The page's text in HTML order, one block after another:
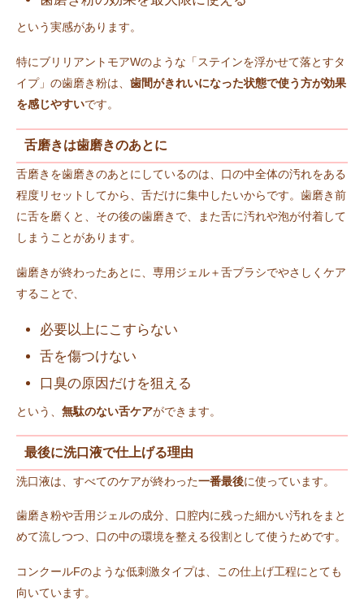
という実感があります。
特にブリリアントモアWのような「ステインを浮かせて落とすタ
イプ」の歯磨き粉は、 歯間がきれいになった状態で使う方が効果
を感じやすいです。
舌磨きは歯磨きのあとに
舌磨きを歯磨きのあとにしているのは、口の中全体の汚れをある
程度リセットしてから、舌だけに集中したいからです。歯磨き前
に舌を磨くと、その後の歯磨きで、また舌に汚れや泡が付着して
しまうことがあります。
歯磨きが終わったあとに、専用ジェル＋舌ブラシでやさしくケア
することで、
必要以上にこすらない
舌を傷つけない
口臭の原因だけを狙える
という、 無駄のない舌ケアができます。
最後に洗口液で仕上げる理由
洗口液は、すべてのケアが終わった一番最後に使っています。
歯磨き粉や舌用ジェルの成分、口腔内に残った細かい汚れをまと
めて流しつつ、口の中の環境を整える役割として使うためです。
コンクールFのような低刺激タイプは、この仕上げ工程にとても
向いています。